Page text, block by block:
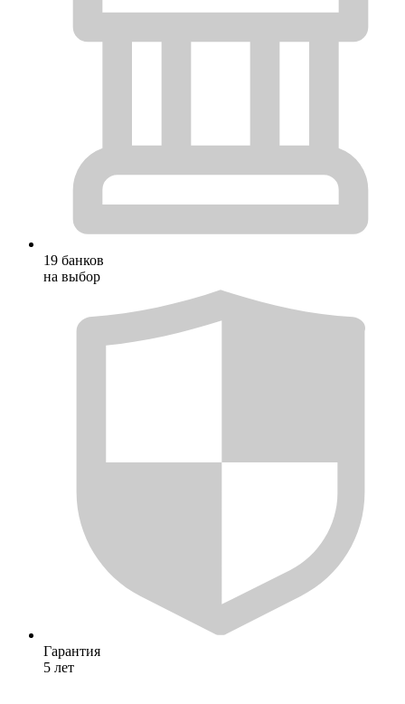
19 банков
на выбор
Гарантия
5 лет